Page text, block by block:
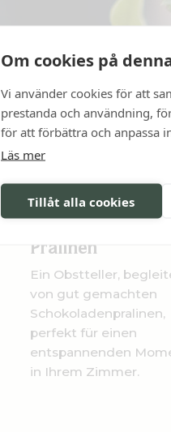
Om cookies på
Vi använder cookies för att
prestanda och användning,
för att förbättra och anpassa
Läs mer
Tillåt alla cookies
Pralinen
Ein Obstteller,
von gut gemachten
Schokoladenpralinen,
perfekt für einen
entspannenden
in Ihrem Zimmer.